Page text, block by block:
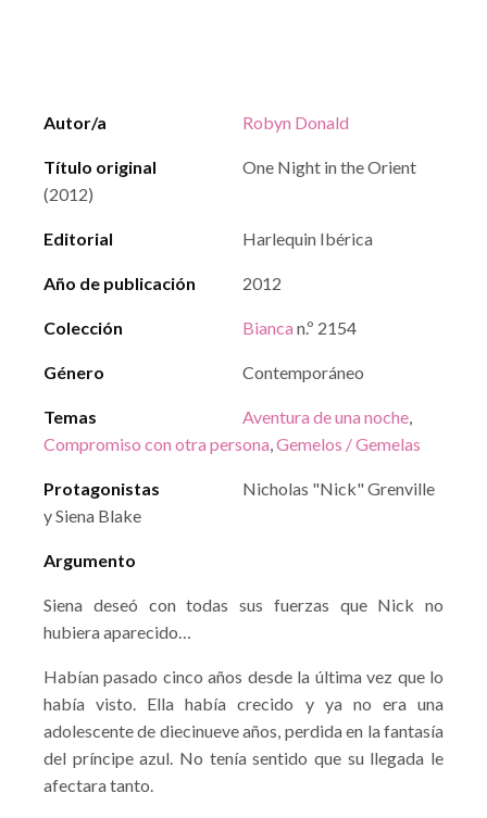
Autor/a Robyn Donald
Título original
One Night in the Orient
(2012)
Editorial Harlequin Ibérica
Año de publicación 2012
Colección Bianca n.º 2154
Género Contemporáneo
Temas Aventura de una noche,
Compromiso con otra persona,Gemelos / Gemelas
Protagonistas
Nicholas "Nick" Grenville
y Siena Blake
Argumento
Siena deseó con todas sus fuerzas que Nick no
hubiera aparecido…
Habían pasado cinco años desde la última vez que lo
había visto. Ella había crecido y ya no era una
adolescente de diecinueve años, perdida en la fantasía
del príncipe azul. No tenía sentido que su llegada le
afectara tanto.